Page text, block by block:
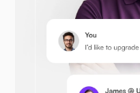
Prestashop